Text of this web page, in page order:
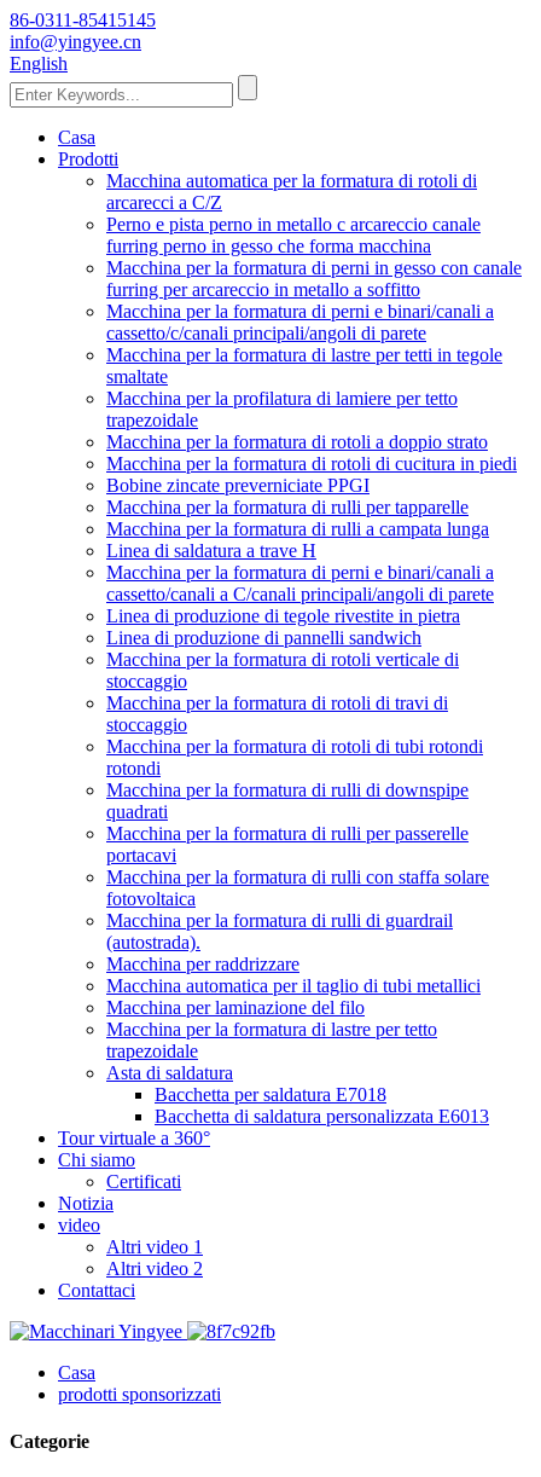
86-0311-85415145
info@yingyee.cn
English
Casa
Prodotti
Macchina automatica per la formatura di rotoli di
arcarecci a C/Z
Perno e pista perno in metallo c arcareccio canale
furring perno in gesso che forma macchina
Macchina per la formatura di perni in gesso con canale
furring per arcareccio in metallo a soffitto
Macchina per la formatura di perni e binari/canali a
cassetto/c/canali principali/angoli di parete
Macchina per la formatura di lastre per tetti in tegole
smaltate
Macchina per la profilatura di lamiere per tetto
trapezoidale
Macchina per la formatura di rotoli a doppio strato
Macchina per la formatura di rotoli di cucitura in piedi
Bobine zincate preverniciate PPGI
Macchina per la formatura di rulli per tapparelle
Macchina per la formatura di rulli a campata lunga
Linea di saldatura a trave H
Macchina per la formatura di perni e binari/canali a
cassetto/canali a C/canali principali/angoli di parete
Linea di produzione di tegole rivestite in pietra
Linea di produzione di pannelli sandwich
Macchina per la formatura di rotoli verticale di
stoccaggio
Macchina per la formatura di rotoli di travi di
stoccaggio
Macchina per la formatura di rotoli di tubi rotondi
rotondi
Macchina per la formatura di rulli di downspipe
quadrati
Macchina per la formatura di rulli per passerelle
portacavi
Macchina per la formatura di rulli con staffa solare
fotovoltaica
Macchina per la formatura di rulli di guardrail
(autostrada).
Macchina per raddrizzare
Macchina automatica per il taglio di tubi metallici
Macchina per laminazione del filo
Macchina per la formatura di lastre per tetto
trapezoidale
Asta di saldatura
Bacchetta per saldatura E7018
Bacchetta di saldatura personalizzata E6013
Tour virtuale a 360°
Chi siamo
Certificati
Notizia
video
Altri video 1
Altri video 2
Contattaci
Casa
prodotti sponsorizzati
Categorie